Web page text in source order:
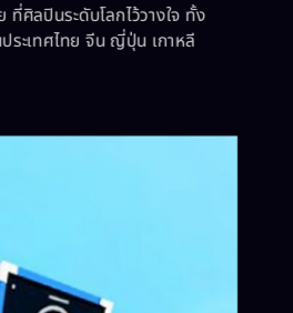
ศิลปินระดับโลกไว้วางใจ ทั้ง
ระเทศไทย จีน ญี่ปุ่น เกาหลี